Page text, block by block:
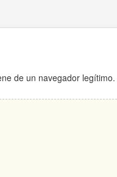
de un navegador legítimo.